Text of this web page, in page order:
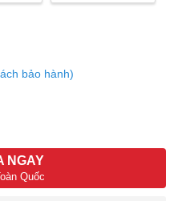
bảo hành)
NGAY
Quốc